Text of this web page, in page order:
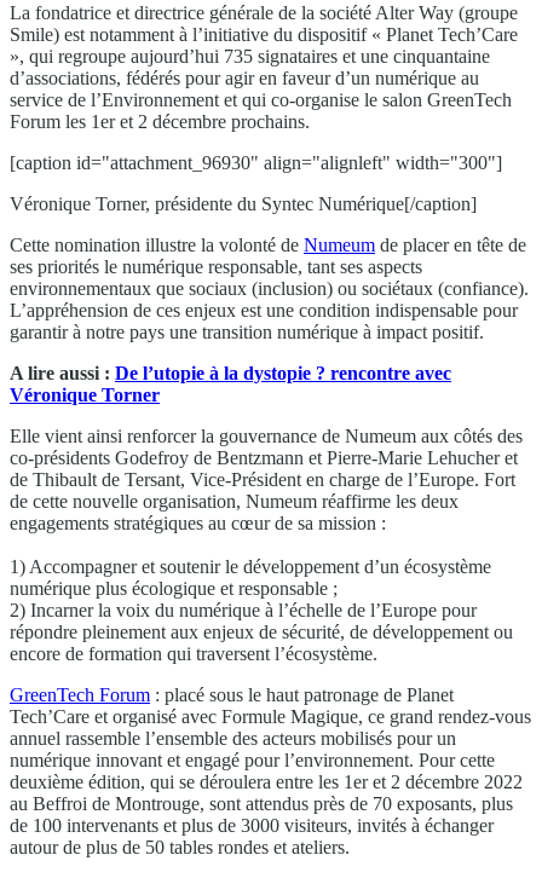
La fondatrice et directrice générale de la société Alter Way (groupe
Smile) est notamment à l’initiative du dispositif « Planet Tech’Care
», qui regroupe aujourd’hui 735 signataires et une cinquantaine
d’associations, fédérés pour agir en faveur d’un numérique au
service de l’Environnement et qui co-organise le salon GreenTech
Forum les 1er et 2 décembre prochains.
[caption id="attachment_96930" align="alignleft" width="300"]
Véronique Torner, présidente du Syntec Numérique[/caption]
Cette nomination illustre la volonté de Numeum de placer en tête de
ses priorités le numérique responsable, tant ses aspects
environnementaux que sociaux (inclusion) ou sociétaux (confiance).
L’appréhension de ces enjeux est une condition indispensable pour
garantir à notre pays une transition numérique à impact positif.
A lire aussi : De l’utopie à la dystopie ? rencontre avec
Véronique Torner
Elle vient ainsi renforcer la gouvernance de Numeum aux côtés des
co-présidents Godefroy de Bentzmann et Pierre-Marie Lehucher et
de Thibault de Tersant, Vice-Président en charge de l’Europe. Fort
de cette nouvelle organisation, Numeum réaffirme les deux
engagements stratégiques au cœur de sa mission :
1) Accompagner et soutenir le développement d’un écosystème
numérique plus écologique et responsable ;
2) Incarner la voix du numérique à l’échelle de l’Europe pour
répondre pleinement aux enjeux de sécurité, de développement ou
encore de formation qui traversent l’écosystème.
GreenTech Forum : placé sous le haut patronage de Planet
Tech’Care et organisé avec Formule Magique, ce grand rendez-vous
annuel rassemble l’ensemble des acteurs mobilisés pour un
numérique innovant et engagé pour l’environnement. Pour cette
deuxième édition, qui se déroulera entre les 1er et 2 décembre 2022
au Beffroi de Montrouge, sont attendus près de 70 exposants, plus
de 100 intervenants et plus de 3000 visiteurs, invités à échanger
autour de plus de 50 tables rondes et ateliers.